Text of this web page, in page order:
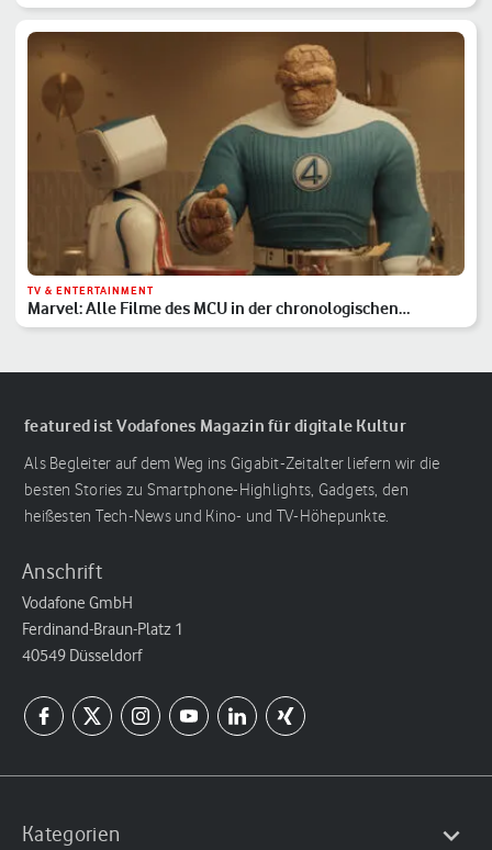
TV & ENTERTAINMENT
Marvel: Alle Filme des MCU in der chronologischen
Reihenfolge
featured ist Vodafones Magazin für digitale Kultur
Als Begleiter auf dem Weg ins Gigabit-Zeitalter liefern wir die
besten Stories zu Smartphone-Highlights, Gadgets, den
heißesten Tech-News und Kino- und TV-Höhepunkte.
Anschrift
Vodafone GmbH
Ferdinand-Braun-Platz 1
40549 Düsseldorf
Kategorien